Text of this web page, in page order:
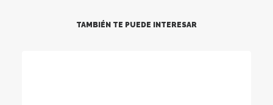
TAMBIÉN TE PUEDE INTERESAR